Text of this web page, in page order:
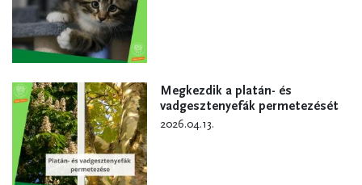
Megkezdik a platán- és
vadgesztenyefák permetezését
2026.04.13.